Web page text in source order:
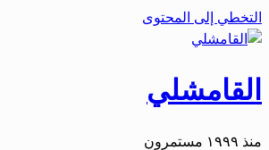
التخطي إلى المحتوى
القامشلي
منذ ١٩٩٩ مستمرون